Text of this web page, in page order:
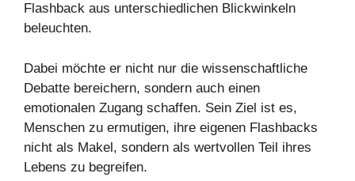
Flashback aus unterschiedlichen Blickwinkeln
beleuchten.
Dabei möchte er nicht nur die wissenschaftliche
Debatte bereichern, sondern auch einen
emotionalen Zugang schaffen. Sein Ziel ist es,
Menschen zu ermutigen, ihre eigenen Flashbacks
nicht als Makel, sondern als wertvollen Teil ihres
Lebens zu begreifen.